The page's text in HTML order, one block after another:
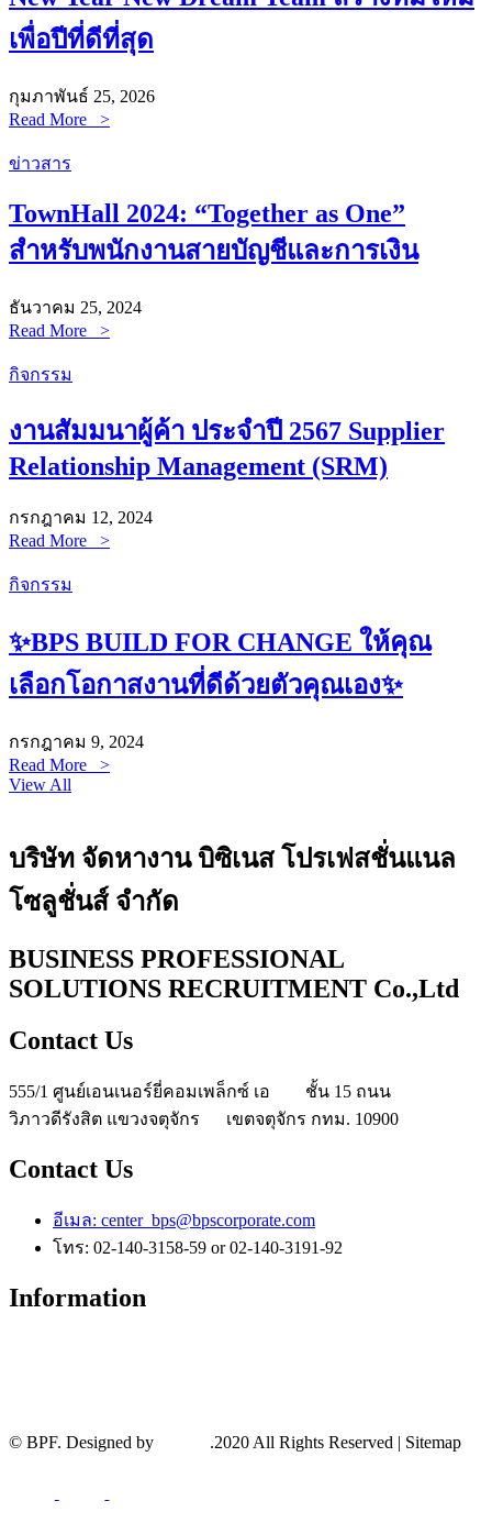
เพื่อปีที่ดีที่สุด
กุมภาพันธ์ 25, 2026
Read More >
ข่าวสาร
TownHall 2024: “Together as One”
สำหรับพนักงานสายบัญชีและการเงิน
ธันวาคม 25, 2024
Read More >
กิจกรรม
งานสัมมนาผู้ค้า ประจำปี 2567 Supplier
Relationship Management (SRM)
กรกฎาคม 12, 2024
Read More >
กิจกรรม
✨BPS BUILD FOR CHANGE ให้คุณ
เลือกโอกาสงานที่ดีด้วยตัวคุณเอง✨
กรกฎาคม 9, 2024
Read More >
View All
บริษัท จัดหางาน บิซิเนส โปรเฟสชั่นแนล
โซลูชั่นส์ จำกัด
BUSINESS PROFESSIONAL
SOLUTIONS RECRUITMENT Co.,Ltd
Contact Us
555/1 ศูนย์เอนเนอร์ยี่คอมเพล็กซ์ เอ ชั้น 15 ถนน
วิภาวดีรังสิต แขวงจตุจักร เขตจตุจักร กทม. 10900
Contact Us
อีเมล: center_bps@bpscorporate.com
โทร: 02-140-3158-59 or 02-140-3191-92
Information
© BPF. Designed by
.2020 All Rights Reserved | Sitemap